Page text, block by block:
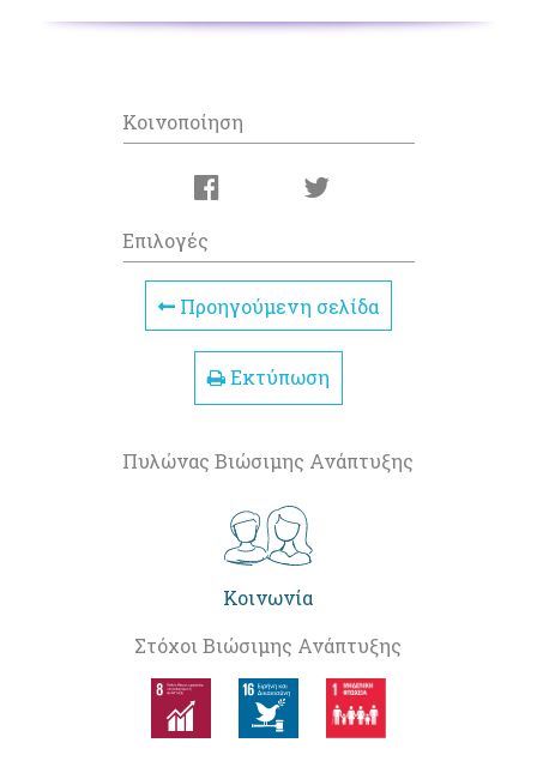
Κοινοποίηση
Επιλογές
Προηγούμενη σελίδα
Εκτύπωση
Πυλώνας Βιώσιμης Ανάπτυξης
Κοινωνία
Στόχοι Βιώσιμης Ανάπτυξης